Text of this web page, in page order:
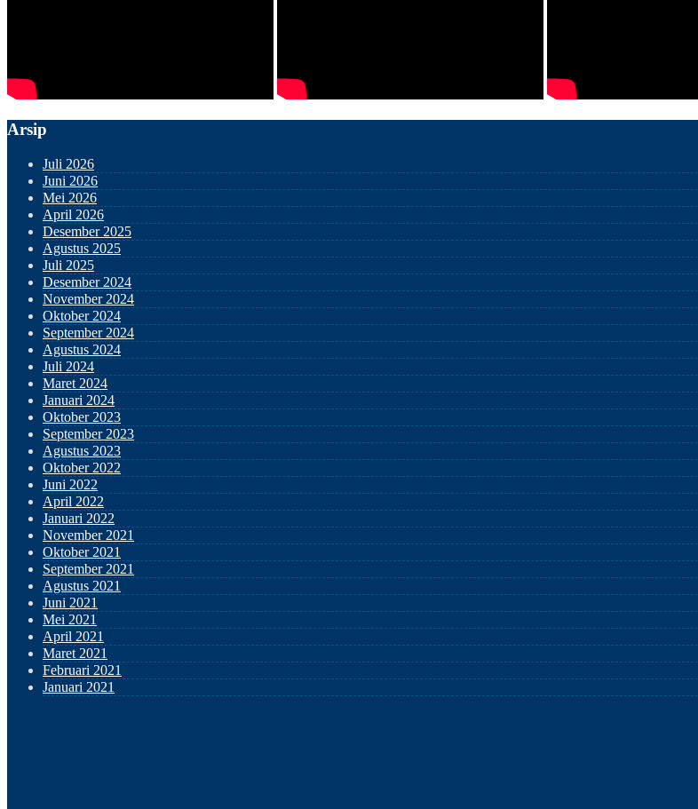
Arsip
Juli 2026
Juni 2026
Mei 2026
April 2026
Desember 2025
Agustus 2025
Juli 2025
Desember 2024
November 2024
Oktober 2024
September 2024
Agustus 2024
Juli 2024
Maret 2024
Januari 2024
Oktober 2023
September 2023
Agustus 2023
Oktober 2022
Juni 2022
April 2022
Januari 2022
November 2021
Oktober 2021
September 2021
Agustus 2021
Juni 2021
Mei 2021
April 2021
Maret 2021
Februari 2021
Januari 2021